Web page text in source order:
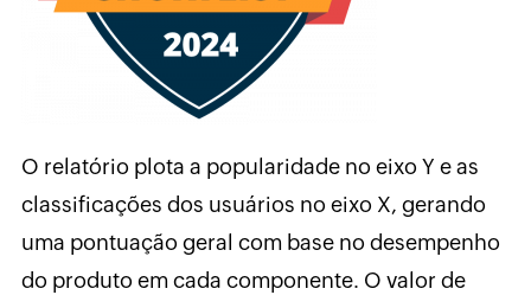
O relatório plota a popularidade no eixo Y e as
classificações dos usuários no eixo X, gerando
uma pontuação geral com base no desempenho
do produto em cada componente. O valor de